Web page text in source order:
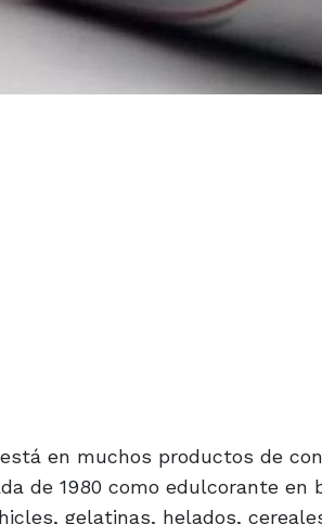
en muchos productos de
de 1980 como edulcorante
gelatinas, helados,